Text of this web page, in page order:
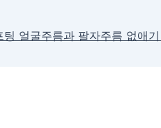
팅 얼굴주름과 팔자주름 없애